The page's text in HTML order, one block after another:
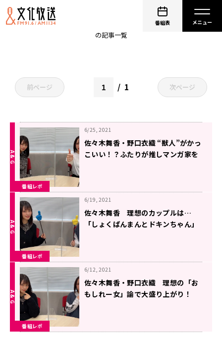
番組表
の記事一覧
前ページ 1 次ページ
番組レポ
6/25, 2021
佐々木舞香・野口衣織 “獣人”がかっ
こいい！？ふたりが推しマンガ家を
番組レポ
6/19, 2021
佐々木舞香 理想のカップルは…
「しょくぱんまんとドキンちゃん」
番組レポ
6/12, 2021
佐々木舞香・野口衣織 理想の「お
もしれー女」論で大盛り上がり！